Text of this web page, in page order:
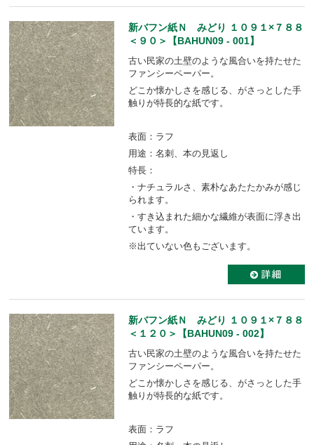
新バフン紙Ｎ みどり １０９１×７８８
＜９０＞【BAHUN09 - 001】
古い民家の土壁のような風合いを持たせた
ファンシーペーパー。
どこか懐かしさを感じる、がさっとした手
触りが特長的な紙です。
表面：ラフ
用途：名刺、本の見返し
特長：
・ナチュラルさ、素朴なあたたかみが感じ
られます。
・すき込まれた細かな繊維が表面に浮き出
ています。
※出ていない色もございます。
新バフン紙Ｎ みどり １０９１×７８８
＜１２０＞【BAHUN09 - 002】
古い民家の土壁のような風合いを持たせた
ファンシーペーパー。
どこか懐かしさを感じる、がさっとした手
触りが特長的な紙です。
表面：ラフ